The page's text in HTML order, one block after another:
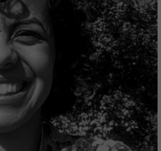
Name
Anbieter
Laufzeit
Zweck